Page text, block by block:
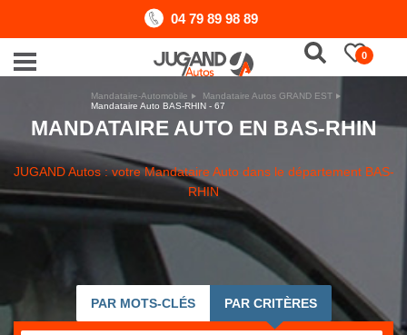
04 79 89 98 89
0
Mandataire-Automobile
Mandataire Autos GRAND EST
Mandataire Auto BAS-RHIN - 67
MANDATAIRE AUTO EN BAS-RHIN
JUGAND Autos : votre Mandataire Auto dans le département BAS-
RHIN
PAR MOTS-CLÉS PAR CRITÈRES